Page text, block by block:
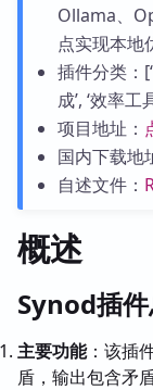
Ollama、
点实现本地
插件分类：
成’, ‘效率工
项目地址：
国内下载地
自述文件：
概述
Synod插
主要功能：该插
盾，输出包含矛